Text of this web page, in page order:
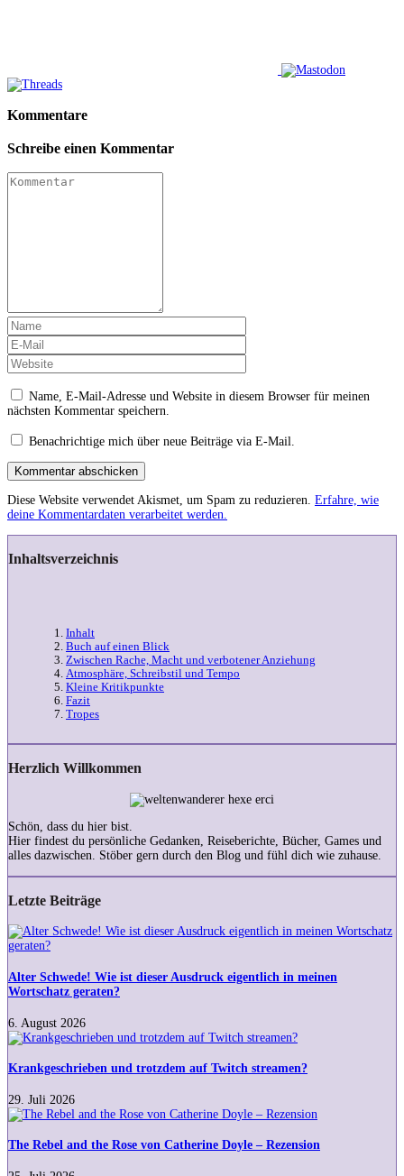
Kommentare
Schreibe einen Kommentar
Name, E-Mail-Adresse und Website in diesem Browser für meinen
nächsten Kommentar speichern.
Benachrichtige mich über neue Beiträge via E-Mail.
Kommentar abschicken
Diese Website verwendet Akismet, um Spam zu reduzieren. Erfahre, wie
deine Kommentardaten verarbeitet werden.
Inhaltsverzeichnis
Inhalt
Buch auf einen Blick
Zwischen Rache, Macht und verbotener Anziehung
Atmosphäre, Schreibstil und Tempo
Kleine Kritikpunkte
Fazit
Tropes
Herzlich Willkommen
Schön, dass du hier bist.
Hier findest du persönliche Gedanken, Reiseberichte, Bücher, Games und
alles dazwischen. Stöber gern durch den Blog und fühl dich wie zuhause.
Letzte Beiträge
Alter
Schwede!
ist
dieser
eigentlich
in
meinen
Wortschatz
geraten?
Alter Schwede! Wie ist dieser Ausdruck eigentlich in meinen
Wortschatz geraten?
6. August 2026
Krankgeschrieben
trotzdem
Twitch
streamen?
Krankgeschrieben und trotzdem auf Twitch streamen?
29. Juli 2026
The
and
Rose
The Rebel and the Rose von Catherine Doyle – Rezension